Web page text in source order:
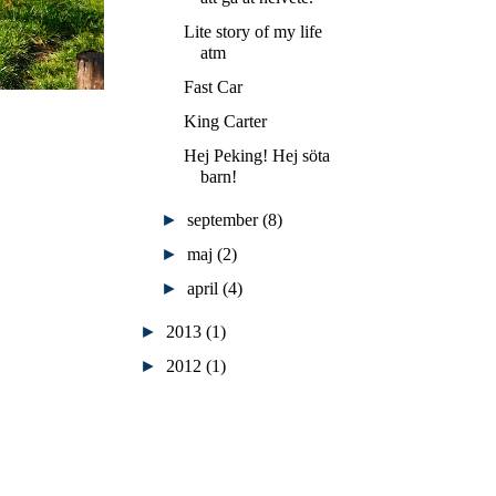
Lite story of my life
atm
Fast Car
King Carter
Hej Peking! Hej söta
barn!
►september(8)
►maj(2)
►april(4)
► 2013 (1)
► 2012 (1)